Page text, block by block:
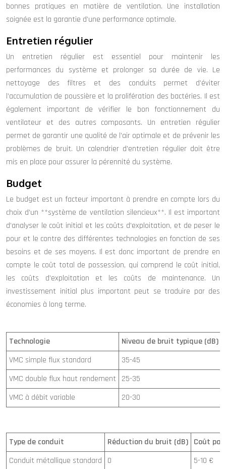
bonnes pratiques en matière de ventilation. Une installation
soignée est la garantie d’une performance optimale.
Entretien régulier
Un entretien régulier est essentiel pour maintenir les
performances du système et prolonger sa durée de vie. Le
nettoyage des filtres et des conduits permet d’éviter
l’accumulation de poussière et la prolifération des bactéries. Il est
également important de vérifier le bon fonctionnement du
ventilateur et des autres composants. Un entretien régulier
permet de garantir une qualité de l’air optimale et de prévenir les
problèmes de bruit. Un calendrier d’entretien régulier doit être
mis en place pour assurer la pérennité du système.
Budget
Le budget est un facteur important à prendre en compte lors du
choix d’un **système de ventilation silencieux**. Il est important
d’analyser le coût initial et les coûts d’exploitation, et de peser le
pour et le contre des différentes technologies en fonction de ses
besoins et de ses moyens. Il est donc important de prendre en
compte le coût total de possession, qui comprend le coût initial,
les coûts d’exploitation et les coûts de maintenance. Un
investissement initial plus important peut se traduire par des
économies à long terme.
Technologie Niveau de bruit typique (dB)
VMC simple flux standard
35-45
VMC double flux haut rendement 25-35
VMC à débit variable
20-30
Type de conduit Réduction du bruit (dB) Coût
Conduit métallique standard
0 5-10 €